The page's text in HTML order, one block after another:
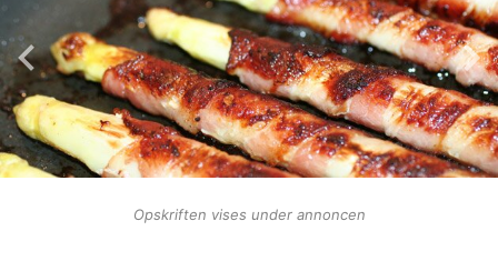
Opskriften vises under annoncen